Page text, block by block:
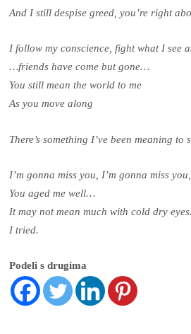
And I still despise greed, you’re right
I follow my conscience, fight what I see
…friends have come but gone…
You still mean the world to me
As you move along
There’s something I’ve been meaning to
I’m gonna miss you, I’m gonna miss you,
You aged me well…
It may not mean much with cold dry eyes.
I tried.
Podeli s drugima